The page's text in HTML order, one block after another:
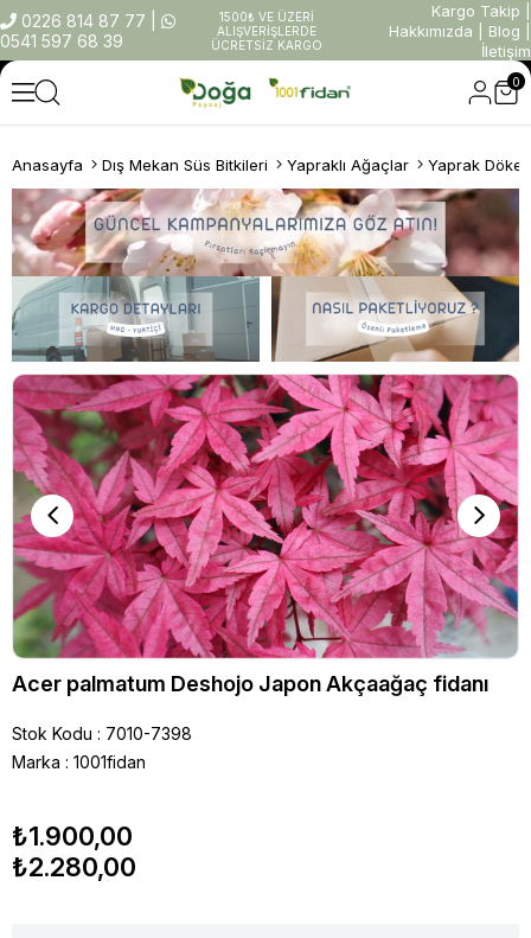
0226 814 87 77
0541 597 68 39
1500₺ VE ÜZERİ
ALIŞVERİŞLERDE
ÜCRETSİZ KARGO
Kargo Takip
Hakkımızda
Blog
İletişim
0
Anasayfa Dış Mekan Süs Bitkileri Yapraklı Ağaçlar Yaprak
Acer palmatum Deshojo Japon Akçaağaç fidanı
Stok Kodu
7010-7398
Marka : 1001fidan
₺1.900,00
₺2.280,00